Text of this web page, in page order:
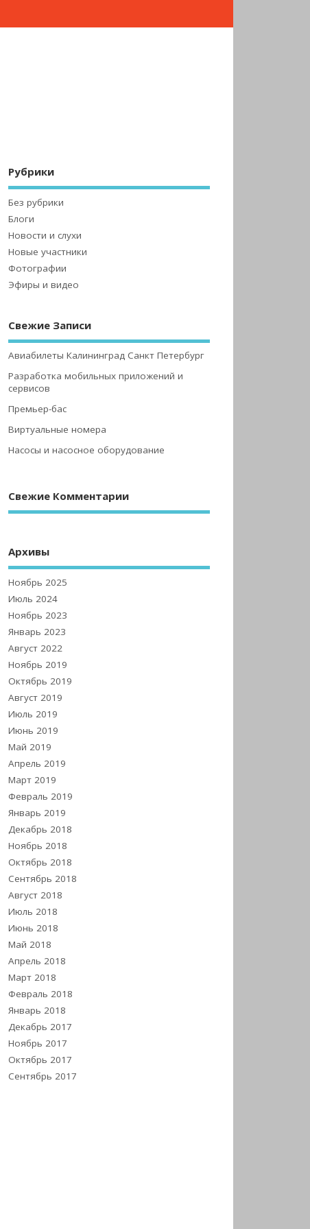
Рубрики
Без рубрики
Блоги
Новости и слухи
Новые участники
Фотографии
Эфиры и видео
Свежие Записи
Авиабилеты Калининград Санкт Петербург
Разработка мобильных приложений и
сервисов
Премьер-бас
Виртуальные номера
Насосы и насосное оборудование
Свежие Комментарии
Архивы
Ноябрь 2025
Июль 2024
Ноябрь 2023
Январь 2023
Август 2022
Ноябрь 2019
Октябрь 2019
Август 2019
Июль 2019
Июнь 2019
Май 2019
Апрель 2019
Март 2019
Февраль 2019
Январь 2019
Декабрь 2018
Ноябрь 2018
Октябрь 2018
Сентябрь 2018
Август 2018
Июль 2018
Июнь 2018
Май 2018
Апрель 2018
Март 2018
Февраль 2018
Январь 2018
Декабрь 2017
Ноябрь 2017
Октябрь 2017
Сентябрь 2017